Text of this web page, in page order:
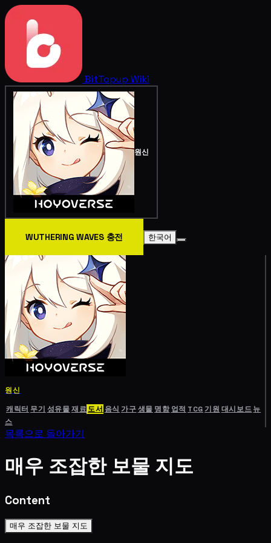
BitTopup Wiki
원신
WUTHERING WAVES 충전 한국어
원신
캐릭터 무기 성유물재료도서 음식 가구생물 명함 업적 TCG기원 대시보드뉴
스
목록으로 돌아가기
매우 조잡한 보물 지도
Content
매우 조잡한 보물 지도